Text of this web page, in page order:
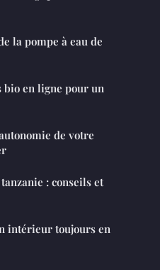
la pompe à eau de
bio en ligne pour un
de votre
: conseils et
intérieur toujours en